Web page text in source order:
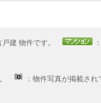
戸建 物件です。
。 ：物件写真が掲載され